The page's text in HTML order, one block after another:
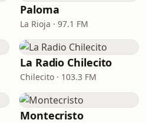
Paloma
La Rioja · 97.1 FM
La Radio Chilecito
Chilecito · 103.3 FM
Montecristo